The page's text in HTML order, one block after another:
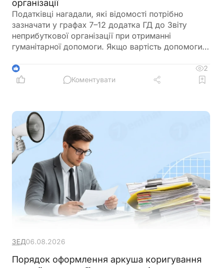
організації
Податківці нагадали, які відомості потрібно
зазначати у графах 7–12 додатка ГД до Звіту
неприбуткової організації при отриманні
гуманітарної допомоги. Якщо вартість допомоги
бухгалтерського обліку, а за необхідності додати
до Звіту пояснення у довільній формі
1
2
Коментувати
ЗЕД06.08.2026
Порядок оформлення аркуша коригування